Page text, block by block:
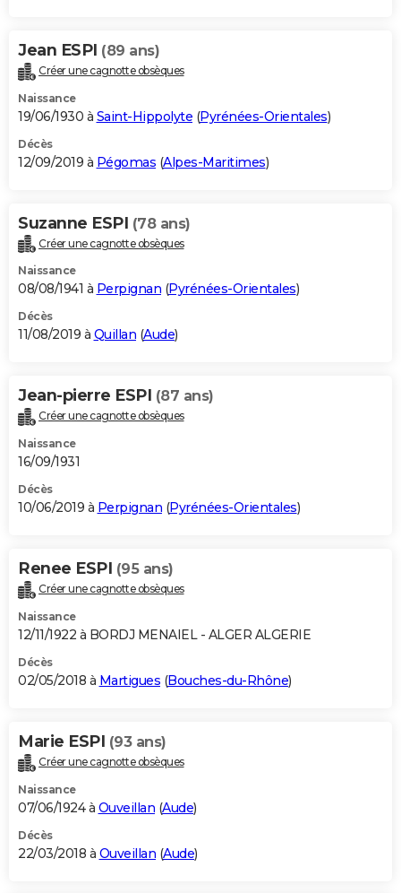
Jean ESPI (89 ans)
Créer une cagnotte obsèques
Naissance
19/06/1930 à Saint-Hippolyte (Pyrénées-Orientales)
Décès
12/09/2019 à Pégomas (Alpes-Maritimes)
Suzanne ESPI (78 ans)
Créer une cagnotte obsèques
Naissance
08/08/1941 à Perpignan (Pyrénées-Orientales)
Décès
11/08/2019 à Quillan (Aude)
Jean-pierre ESPI (87 ans)
Créer une cagnotte obsèques
Naissance
16/09/1931
Décès
10/06/2019 à Perpignan (Pyrénées-Orientales)
Renee ESPI (95 ans)
Créer une cagnotte obsèques
Naissance
12/11/1922 à BORDJ MENAIEL - ALGER ALGERIE
Décès
02/05/2018 à Martigues (Bouches-du-Rhône)
Marie ESPI (93 ans)
Créer une cagnotte obsèques
Naissance
07/06/1924 à Ouveillan (Aude)
Décès
22/03/2018 à Ouveillan (Aude)